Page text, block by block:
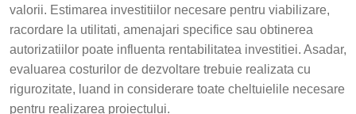
valorii. Estimarea investitiilor necesare pentru viabilizare,
racordare la utilitati, amenajari specifice sau obtinerea
autorizatiilor poate influenta rentabilitatea investitiei. Asadar,
evaluarea costurilor de dezvoltare trebuie realizata cu
rigurozitate, luand in considerare toate cheltuielile necesare
pentru realizarea proiectului.